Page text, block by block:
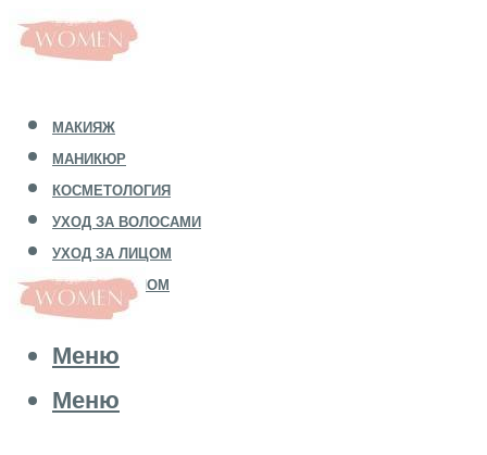
МАКИЯЖ
МАНИКЮР
КОСМЕТОЛОГИЯ
УХОД ЗА ВОЛОСАМИ
УХОД ЗА ЛИЦОМ
УХОД ЗА ТЕЛОМ
Меню
Меню